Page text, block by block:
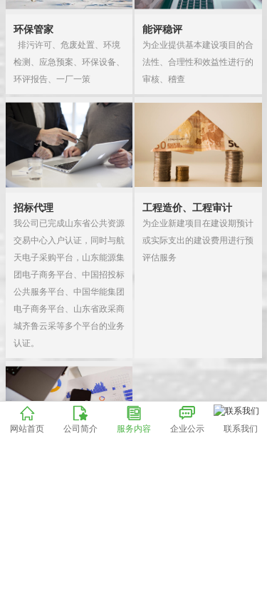
环保管家
检测、应急预案、环保设备、
环评报告、一厂一策
能评稳评
为企业提供基本建设项目的合
法性、合理性和效益性进行的
审核、稽查
招标代理
我公司已完成山东省公共资源
交易中心入户认证，同时与航
天电子采购平台，山东能源集
团电子商务平台、中国招投标
公共服务平台、中国华能集团
电子商务平台、山东省政采商
城齐鲁云采等多个平台的业务
工程造价、工程审计
为企业新建项目在建设期预计
或实际支出的建设费用进行预
评估服务
网站首页 公司简介 服务内容 企业公示 联系我们